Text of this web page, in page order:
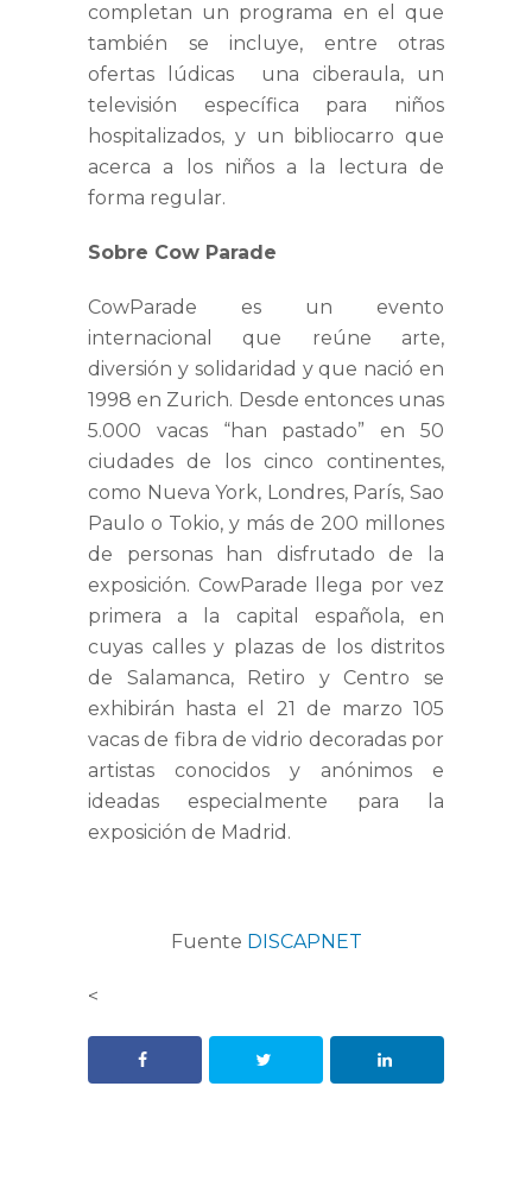
completan un programa en el que
también se incluye, entre otras
ofertas lúdicas una ciberaula, un
televisión específica para niños
hospitalizados, y un bibliocarro que
acerca a los niños a la lectura de
forma regular.
Sobre Cow Parade
CowParade es un evento
internacional que reúne arte,
diversión y solidaridad y que nació en
1998 en Zurich. Desde entonces unas
5.000 vacas “han pastado” en 50
ciudades de los cinco continentes,
como Nueva York, Londres, París, Sao
Paulo o Tokio, y más de 200 millones
de personas han disfrutado de la
exposición. CowParade llega por vez
primera a la capital española, en
cuyas calles y plazas de los distritos
de Salamanca, Retiro y Centro se
exhibirán hasta el 21 de marzo 105
vacas de fibra de vidrio decoradas por
artistas conocidos y anónimos e
ideadas especialmente para la
exposición de Madrid.
Fuente DISCAPNET
<